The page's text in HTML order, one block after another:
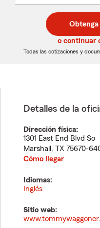
de
5
dígitos
de
5
dígitos
o continuar
Todas las cotizaciones y
Detalles de la
Dirección física:
1301 East End Blvd So
Marshall , TX 75670-
Cómo llegar
Idiomas:
Inglés
Sitio web: